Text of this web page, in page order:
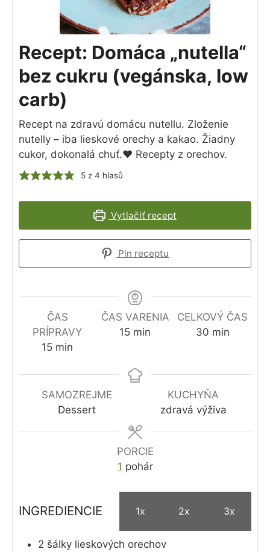
Recept: Domáca „nutella“
bez cukru (vegánska, low
carb)
Recept na zdravú domácu nutellu. Zloženie
nutelly – iba lieskové orechy a kakao. Žiadny
cukor, dokonalá chuť.❤️ Recepty z orechov.
5 z4 hlasů
Vytlačiť recept
Pin receptu
ČAS
PRÍPRAVY
15minút
min
ČAS VARENIA
15minút
min
CELKOVÝ ČAS
30minút
min
SAMOZREJME
Dessert
KUCHYŇA
zdravá výživa
PORCIE
1 pohár
INGREDIENCIE 1x 2x 3x
2 šálky lieskových orechov